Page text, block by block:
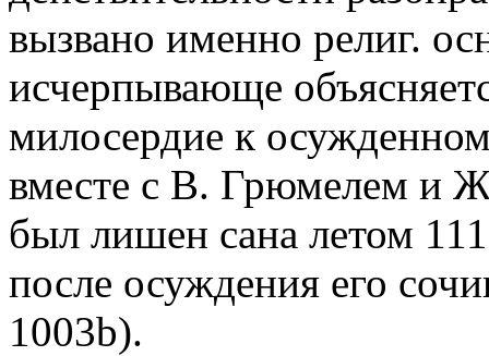
вызвано именно религ.
исчерпывающе
милосердие к
вместе с В. Грюмелем и
был лишен сана летом
после осуждения его
1003b).